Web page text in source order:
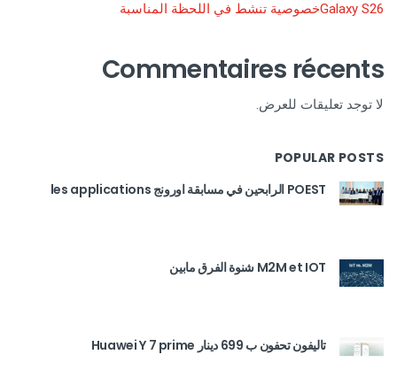
Galaxy S26خصوصية تنشط في اللحظة المناسبة
Commentaires récents
لا توجد تعليقات للعرض.
POPULAR POSTS
POEST الرابحين في مسابقة اورونج les applications
M2M et IOT شنوة الفرق مابين
تاليفون تحفون ب 699 دينار Huawei Y 7 prime